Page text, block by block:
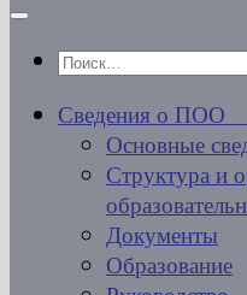
Найти:
Сведения о ПОО
Основные
Структура и
Документы
Образование